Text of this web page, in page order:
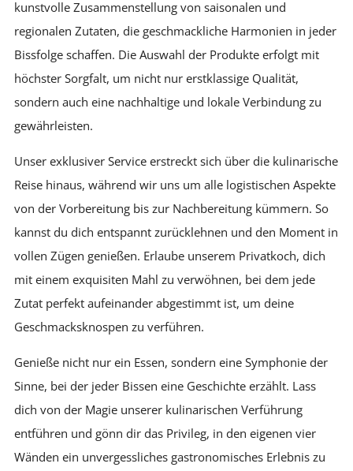
kunstvolle Zusammenstellung von saisonalen und
regionalen Zutaten, die geschmackliche Harmonien in jeder
Bissfolge schaffen. Die Auswahl der Produkte erfolgt mit
höchster Sorgfalt, um nicht nur erstklassige Qualität,
sondern auch eine nachhaltige und lokale Verbindung zu
gewährleisten.
Unser exklusiver Service erstreckt sich über die kulinarische
Reise hinaus, während wir uns um alle logistischen Aspekte
von der Vorbereitung bis zur Nachbereitung kümmern. So
kannst du dich entspannt zurücklehnen und den Moment in
vollen Zügen genießen. Erlaube unserem Privatkoch, dich
mit einem exquisiten Mahl zu verwöhnen, bei dem jede
Zutat perfekt aufeinander abgestimmt ist, um deine
Geschmacksknospen zu verführen.
Genieße nicht nur ein Essen, sondern eine Symphonie der
Sinne, bei der jeder Bissen eine Geschichte erzählt. Lass
dich von der Magie unserer kulinarischen Verführung
entführen und gönn dir das Privileg, in den eigenen vier
Wänden ein unvergessliches gastronomisches Erlebnis zu